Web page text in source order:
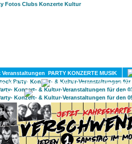
PARTY KONZERTE MUSIK
KULTUR
GAY